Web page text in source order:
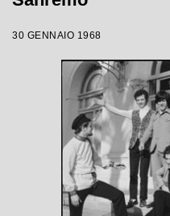
30 GENNAIO 1968